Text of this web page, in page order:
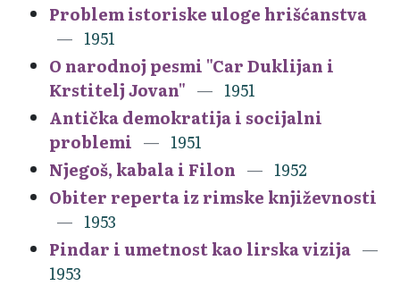
Problem istoriske uloge hrišćanstva
1951
O narodnoj pesmi "Car Duklijan i
Krstitelj Jovan"
1951
Antička demokratija i socijalni
problemi
1951
Njegoš, kabala i Filon
1952
Obiter reperta iz rimske književnosti
1953
Pindar i umetnost kao lirska vizija
1953